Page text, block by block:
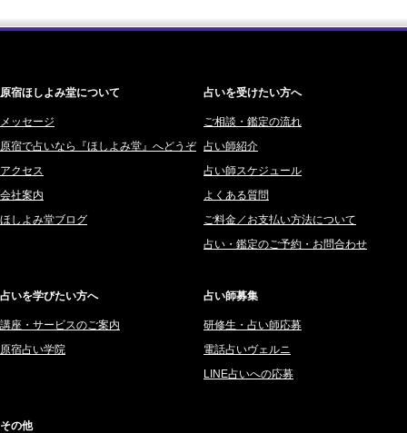
2026/08/07
橘メルロ (7)
鈴喜みわこ (8)
鯖ノ実 ソニン (19)
愛音ソナタ (16)
紫村 明世 (34)
桜望巴千 (270)
2025年12月 (201)
2025年11月 (252)
2025年10月 (242)
2025年9月 (196)
2025年8月 (182)
2024年12月 (57)
原宿ほしよみ堂について
メッセージ
原宿で占いなら『ほしよみ堂』へどうぞ
アクセス
会社案内
ほしよみ堂ブログ
占いを受けたい方へ
ご相談・鑑定の流れ
占い師紹介
占い師スケジュール
よくある質問
ご料金／お支払い方法について
占い・鑑定のご予約・お問合わせ
占いを学びたい方へ
講座・サービスのご案内
原宿占い学院
占い師募集
研修生・占い師応募
電話占いヴェルニ
LINE占いへの応募
その他